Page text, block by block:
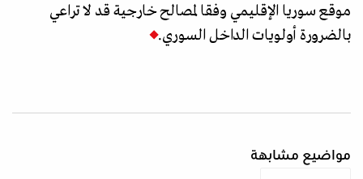
موقع سوريا الإقليمي وفقا لمصالح خارجية قد لا تراعي
بالضرورة أولويات الداخل السوري.
مواضيع مشابهة